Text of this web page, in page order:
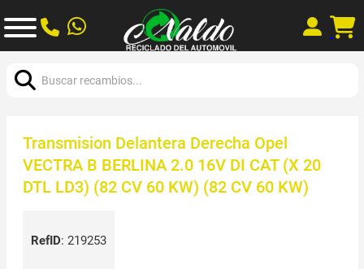
Transmision Delantera Derecha Opel
VECTRA B BERLINA 2.0 16V DI CAT (X 20
DTL LD3) (82 CV 60 KW) (82 CV 60 KW)
RefID: 219253